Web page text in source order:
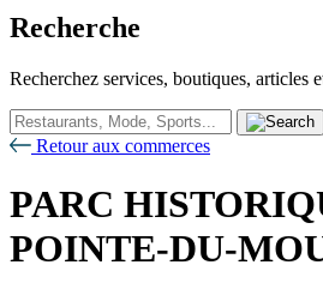
Recherche
Recherchez services, boutiques, articles
Retour aux commerces
PARC
POINTE-DU-